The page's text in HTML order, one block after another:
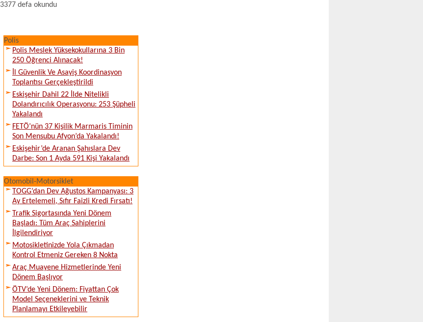
3377 defa okundu
Polis
Polis Meslek Yüksekokullarına 3 Bin
250 Öğrenci Alınacak!
İl Güvenlik Ve Asayiş Koordinasyon
Toplantısı Gerçekleştirildi
Eskişehir Dahil 22 İlde Nitelikli
Dolandırıcılık Operasyonu: 253 Şüpheli
Yakalandı
FETÖ’nün 37 Kişilik Marmaris Timinin
Son Mensubu Afyon’da Yakalandı!
Eskişehir’de Aranan Şahıslara Dev
Darbe: Son 1 Ayda 591 Kişi Yakalandı
Otomobil-Motorsiklet
TOGG’dan Dev Ağustos Kampanyası: 3
Ay Ertelemeli, Sıfır Faizli Kredi Fırsatı!
Trafik Sigortasında Yeni Dönem
Başladı: Tüm Araç Sahiplerini
İlgilendiriyor
Motosikletinizde Yola Çıkmadan
Kontrol Etmeniz Gereken 8 Nokta
Araç Muayene Hizmetlerinde Yeni
Dönem Başlıyor
ÖTV’de Yeni Dönem: Fiyattan Çok
Model Seçeneklerini ve Teknik
Planlamayı Etkileyebilir